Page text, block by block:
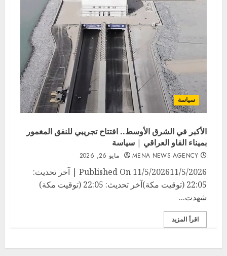
سياسة
الأكبر في الشرق الأوسط.. افتتاح تجريبي للنفق المغمور
بميناء الفاو العراقي | سياسة
MENA NEWS AGENCY مايو 26, 2026
Published On 11/5/202611/5/2026 | آخر تحديث:
22:05 (توقيت مكة)آخر تحديث: 22:05 (توقيت مكة)
شهدت...
اقرأ المزيد